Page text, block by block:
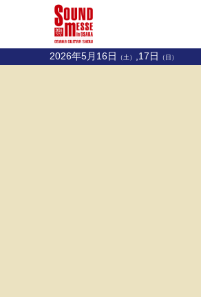
2026年5月16日 （土） ,17日 （日）